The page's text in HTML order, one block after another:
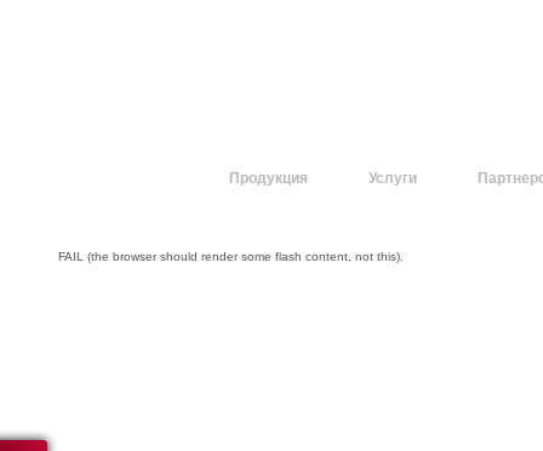
Продукция Услуги
FAIL (the browser should render some flash content, not this).